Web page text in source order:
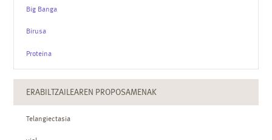
Big Banga
Birusa
Proteina
ERABILTZAILEAREN PROPOSAMENAK
Telangiectasia